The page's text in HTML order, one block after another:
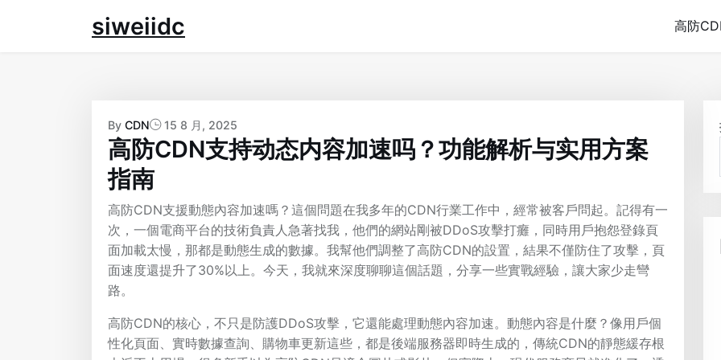
siweiidc 高防
By CDN 15 8 月, 2025
高防CDN支持动态内容加速吗？功能解析与实用方案
指南
高防CDN支援動態內容加速嗎？這個問題在我多年的CDN行業工作中，經常被客戶問起。記得有一
次，一個電商平台的技術負責人急著找我，他們的網站剛被DDoS攻擊打癱，同時用戶抱怨登錄頁
面加載太慢，那都是動態生成的數據。我幫他們調整了高防CDN的設置，結果不僅防住了攻擊，頁
面速度還提升了30%以上。今天，我就來深度聊聊這個話題，分享一些實戰經驗，讓大家少走彎
路。
高防CDN的核心，不只是防護DDoS攻擊，它還能處理動態內容加速。動態內容是什麼？像用戶個
性化頁面、實時數據查詢、購物車更新這些，都是後端服務器即時生成的，傳統CDN的靜態緩存根